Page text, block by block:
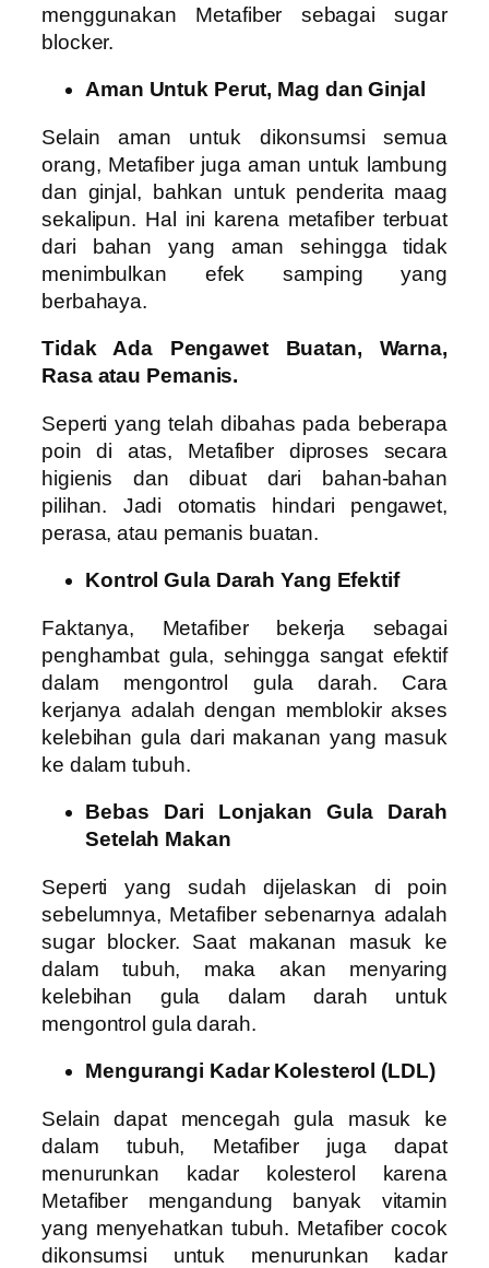
menggunakan Metafiber sebagai sugar
blocker.
Aman Untuk Perut, Mag dan Ginjal
Selain aman untuk dikonsumsi semua
orang, Metafiber juga aman untuk lambung
dan ginjal, bahkan untuk penderita maag
sekalipun. Hal ini karena metafiber terbuat
dari bahan yang aman sehingga tidak
menimbulkan efek samping yang
berbahaya.
Tidak Ada Pengawet Buatan, Warna,
Rasa atau Pemanis.
Seperti yang telah dibahas pada beberapa
poin di atas, Metafiber diproses secara
higienis dan dibuat dari bahan-bahan
pilihan. Jadi otomatis hindari pengawet,
perasa, atau pemanis buatan.
Kontrol Gula Darah Yang Efektif
Faktanya, Metafiber bekerja sebagai
penghambat gula, sehingga sangat efektif
dalam mengontrol gula darah. Cara
kerjanya adalah dengan memblokir akses
kelebihan gula dari makanan yang masuk
ke dalam tubuh.
Bebas Dari Lonjakan Gula Darah
Setelah Makan
Seperti yang sudah dijelaskan di poin
sebelumnya, Metafiber sebenarnya adalah
sugar blocker. Saat makanan masuk ke
dalam tubuh, maka akan menyaring
kelebihan gula dalam darah untuk
mengontrol gula darah.
Mengurangi Kadar Kolesterol (LDL)
Selain dapat mencegah gula masuk ke
dalam tubuh, Metafiber juga dapat
menurunkan kadar kolesterol karena
Metafiber mengandung banyak vitamin
yang menyehatkan tubuh. Metafiber cocok
dikonsumsi untuk menurunkan kadar